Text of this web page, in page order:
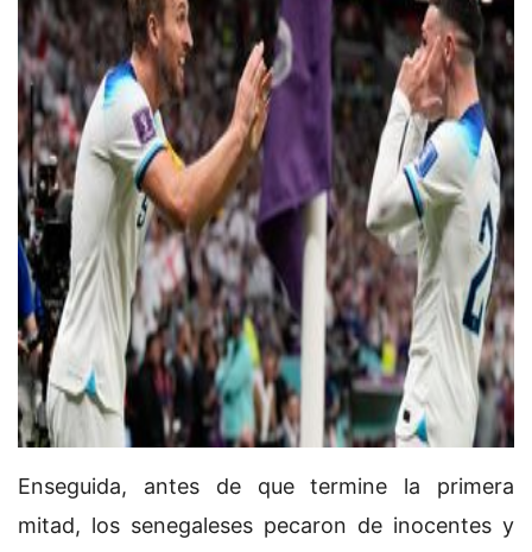
Enseguida, antes de que termine la primera
mitad, los senegaleses pecaron de inocentes y